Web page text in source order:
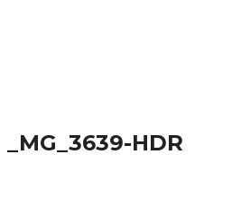
_MG_3639-HDR